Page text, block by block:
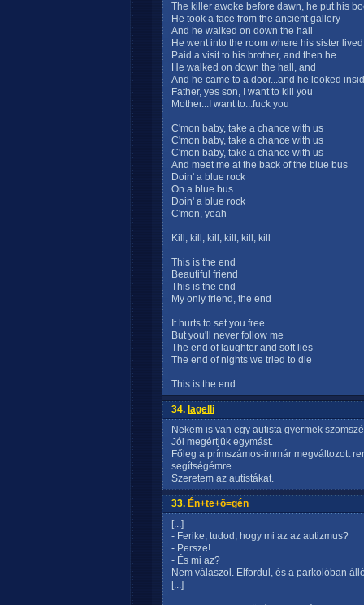
The killer awoke before dawn, he put his
He took a face from the ancient gallery
And he walked on down the hall
He went into the room where his sister
Paid a visit to his brother, and then he
He walked on down the hall, and
And he came to a door...and he looked
Father, yes son, I want to kill you
Mother...I want to...fuck you
C'mon baby, take a chance with us
C'mon baby, take a chance with us
C'mon baby, take a chance with us
And meet me at the back of the blue bus
Doin' a blue rock
On a blue bus
Doin' a blue rock
C'mon, yeah
Kill, kill, kill, kill, kill, kill
This is the end
Beautiful friend
This is the end
My only friend, the end
It hurts to set you free
But you'll never follow me
The end of laughter and soft lies
The end of nights we tried to die
This is the end
34. lagelli
Nekem is van egy autista gyermek
Jól megértjük egymást.
Főleg a prímszámos-immár megváltozott
segítségémre.
Szeretem az autistákat.
33. Én+te+ö=gén
[...]
- Ferike, tudod, hogy mi az az autizmus?
- Persze!
- És mi az?
Nem válaszol. Elfordul, és a parkolóban
[...]